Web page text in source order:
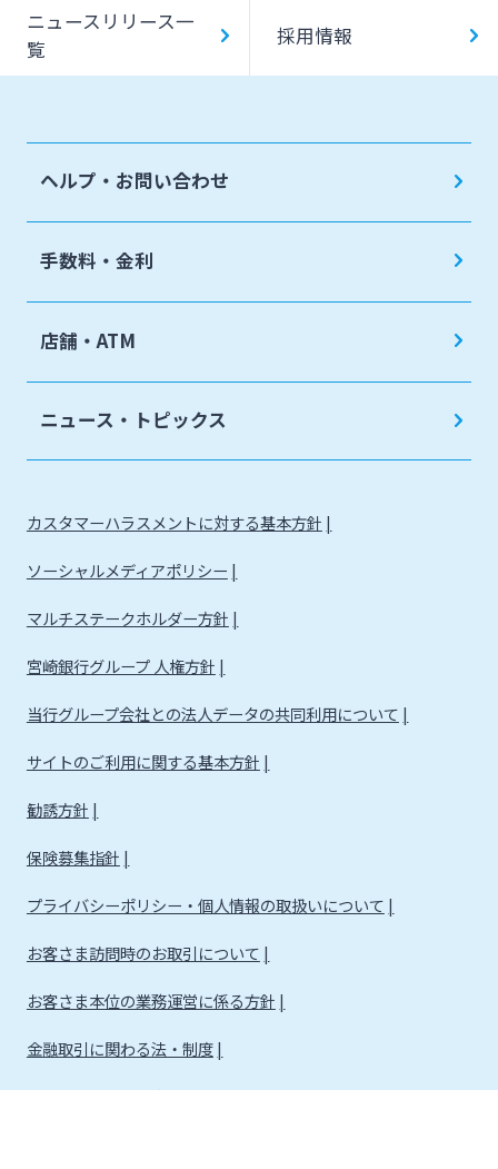
ニュースリリース一
覧
採用情報
ヘルプ・お問い合わせ
手数料・金利
店舗・ATM
ニュース・トピックス
カスタマーハラスメントに対する基本方針
ソーシャルメディアポリシー
マルチステークホルダー方針
宮崎銀行グループ 人権方針
当行グループ会社との法人データの共同利用について
サイトのご利用に関する基本方針
勧誘方針
保険募集指針
プライバシーポリシー・個人情報の取扱いについて
お客さま訪問時のお取引について
お客さま本位の業務運営に係る方針
金融取引に関わる法・制度
金融取引に関わる方針